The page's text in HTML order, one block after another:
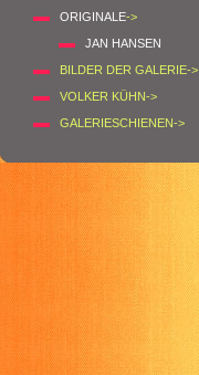
ORIGINALE->
JAN HANSEN
BILDER DER GALERIE->
VOLKER KÜHN->
GALERIESCHIENEN->